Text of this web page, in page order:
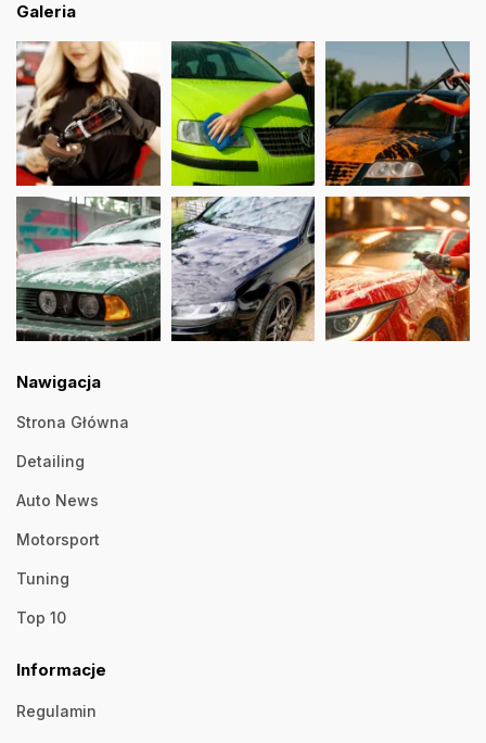
Galeria
Nawigacja
Strona Główna
Detailing
Auto News
Motorsport
Tuning
Top 10
Informacje
Regulamin